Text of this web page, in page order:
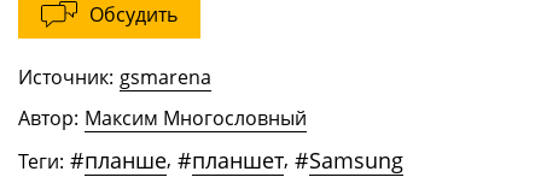
Обсудить
Источник: gsmarena
Автор: Максим Многословный
Теги: #планше, #планшет, #Samsung